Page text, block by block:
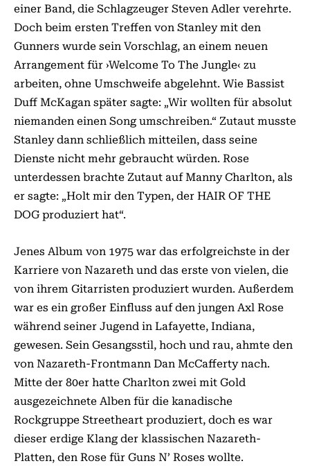
einer Band, die Schlagzeuger Steven Adler verehrte.
Doch beim ersten Treffen von Stanley mit den
Gunners wurde sein Vorschlag, an einem neuen
Arrangement für ›Welcome To The Jungle‹ zu
arbeiten, ohne Umschweife abgelehnt. Wie Bassist
Duff McKagan später sagte: „Wir wollten für absolut
niemanden einen Song um­­schreiben.“ Zutaut musste
Stanley dann schließlich mitteilen, dass seine
Dienste nicht mehr gebraucht würden. Rose
unterdessen brachte Zutaut auf Manny Charlton, als
er sagte: „Holt mir den Typen, der HAIR OF THE
DOG produziert hat“.
Jenes Album von 1975 war das er­­folgreichste in der
Karriere von Nazareth und das erste von vielen, die
von ihrem Gitarristen produziert wurden. Außerdem
war es ein großer Einfluss auf den jungen Axl Rose
während seiner Jugend in Lafayette, Indiana,
gewesen. Sein Gesangsstil, hoch und rau, ahmte den
von Nazareth-Frontmann Dan McCafferty nach.
Mitte der 80er hatte Charlton zwei mit Gold
ausgezeichnete Alben für die kanadische
Rockgruppe Streetheart produziert, doch es war
dieser erdige Klang der klassischen Nazareth-
Platten, den Rose für Guns N’ Roses wollte.